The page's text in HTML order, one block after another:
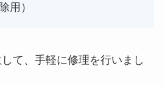
用）
て、手軽に修理を行いまし